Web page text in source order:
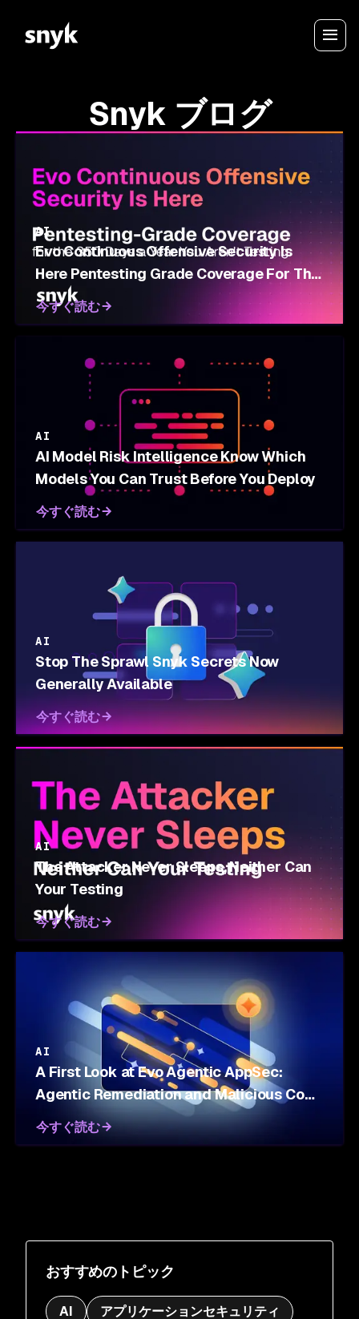
Snyk ブログ
AI
Evo Continuous Offensive Security Is
Here Pentesting Grade Coverage For The
350 Days A Year You Aren't Testing
今すぐ読む
AI
AI Model Risk Intelligence Know Which
Models You Can Trust Before You Deploy
今すぐ読む
AI
Stop The Sprawl Snyk Secrets Now
Generally Available
今すぐ読む
AI
The Attacker Never Sleeps, Neither Can
Your Testing
今すぐ読む
AI
A First Look at Evo Agentic AppSec:
Agentic Remediation and Malicious Code
Defense
今すぐ読む
おすすめのトピック
AI
アプリケーションセキュリティ